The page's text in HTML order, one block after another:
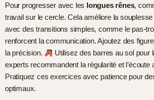
Pour progresser avec les longues rênes,
travail sur le cercle. Cela améliore la
avec des transitions simples, comme le pas-
renforcent la communication. Ajoutez des
la précision.
Utilisez des barres au sol pour
experts recommandent la régularité et l’écoute
Pratiquez ces exercices avec patience pour
optimaux.